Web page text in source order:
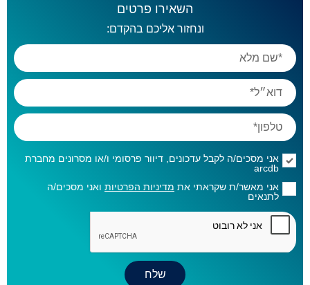
השאירו פרטים
ונחזור אליכם בהקדם:
אני מסכים/ה לקבל עדכונים, דיוור פרסומי ו/או מסרונים מחברת
arcdb
אני מאשר/ת שקראתי את מדיניות הפרטיות ואני מסכים/ה
לתנאים